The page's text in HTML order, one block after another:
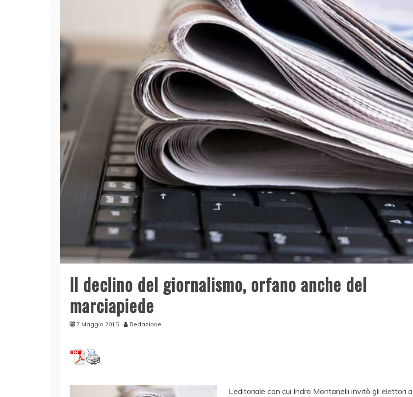
Il declino del giornalismo, orfano anche del
marciapiede
7 Maggio 2015 Redazione
L’editoriale con cui Indro Montanelli invitò gli elettori a